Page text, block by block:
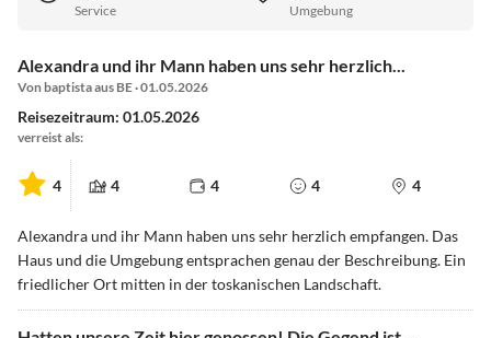
Service Umgebung
Alexandra und ihr Mann haben uns sehr herzlich...
Von baptista aus BE · 01.05.2026
Reisezeitraum: 01.05.2026
verreist als:
4 4 4 4 4
Alexandra und ihr Mann haben uns sehr herzlich empfangen. Das
Haus und die Umgebung entsprachen genau der Beschreibung. Ein
friedlicher Ort mitten in der toskanischen Landschaft.